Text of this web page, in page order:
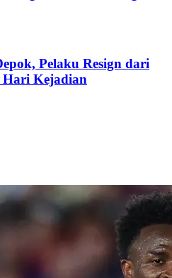
Pelaku Resign dari
Hari Kejadian